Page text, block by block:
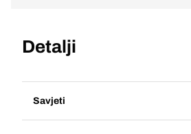
Detalji
Savjeti